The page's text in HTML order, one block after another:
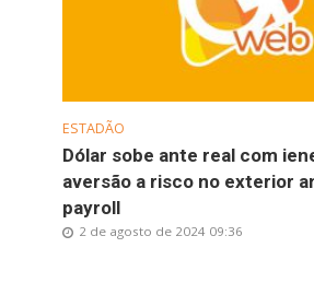
ESTADÃO
Dólar sobe ante real com
aversão a risco no exterior
payroll
2 de agosto de 2024 09:36